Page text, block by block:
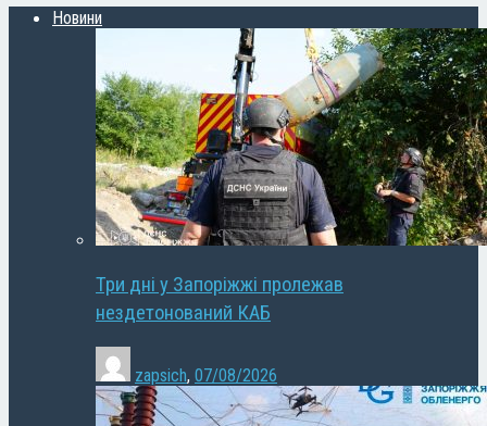
Новини
Три дні у Запоріжжі пролежав
нездетонований КАБ
zapsich, 07/08/2026